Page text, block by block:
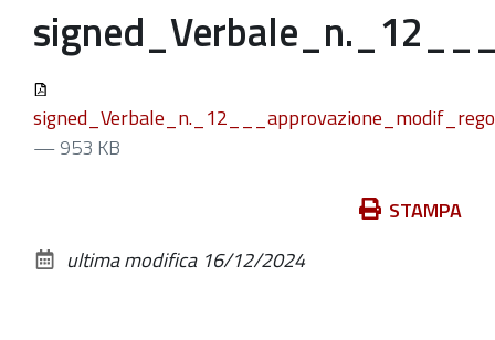
— 953 KB
documento
STAMPA
ultima modifica 16/12/2024